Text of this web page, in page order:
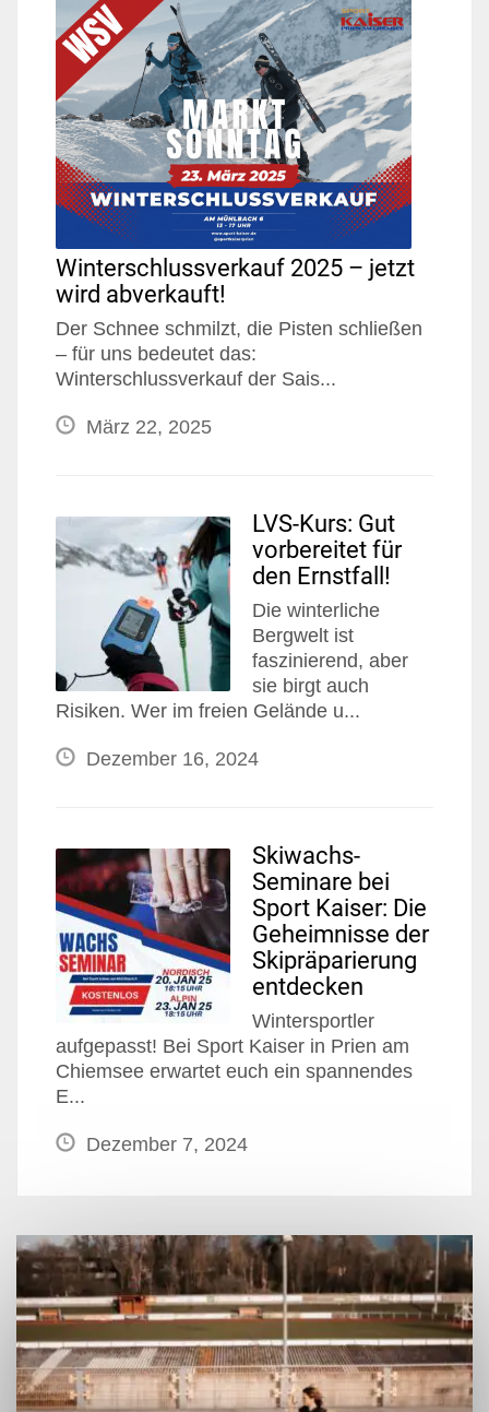
Winterschlussverkauf 2025 – jetzt
wird abverkauft!
Der Schnee schmilzt, die Pisten schließen
– für uns bedeutet das:
Winterschlussverkauf der Sais...
März 22, 2025
LVS-Kurs: Gut
vorbereitet für
den Ernstfall!
Die winterliche
Bergwelt ist
faszinierend, aber
sie birgt auch
Risiken. Wer im freien Gelände u...
Dezember 16, 2024
Skiwachs-
Seminare bei
Sport Kaiser: Die
Geheimnisse der
Skipräparierung
entdecken
Wintersportler
aufgepasst! Bei Sport Kaiser in Prien am
Chiemsee erwartet euch ein spannendes
E...
Dezember 7, 2024